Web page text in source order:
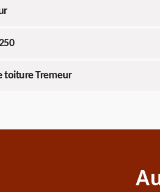
toiture Tremeur